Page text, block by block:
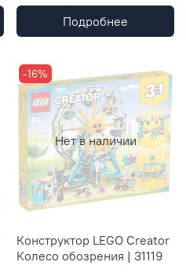
Подробнее
Нет в наличии
-16%
Конструктор LEGO Creator
Колесо обозрения | 31119